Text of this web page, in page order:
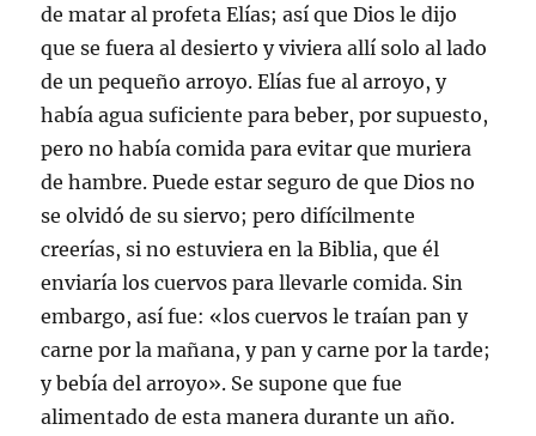
de matar al profeta Elías; así que Dios le dijo
que se fuera al desierto y viviera allí solo al lado
de un pequeño arroyo. Elías fue al arroyo, y
había agua suficiente para beber, por supuesto,
pero no había comida para evitar que muriera
de hambre. Puede estar seguro de que Dios no
se olvidó de su siervo; pero difícilmente
creerías, si no estuviera en la Biblia, que él
enviaría los cuervos para llevarle comida. Sin
embargo, así fue: «los cuervos le traían pan y
carne por la mañana, y pan y carne por la tarde;
y bebía del arroyo». Se supone que fue
alimentado de esta manera durante un año.